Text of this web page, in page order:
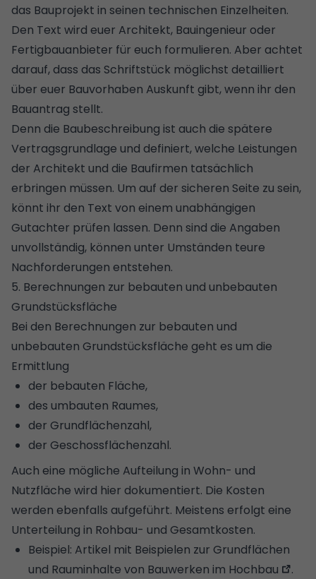
das Bauprojekt in seinen technischen Einzelheiten.
Den Text wird euer Architekt, Bauingenieur oder
Fertigbauanbieter für euch formulieren. Aber achtet
darauf, dass das Schriftstück möglichst detailliert
über euer Bauvorhaben Auskunft gibt, wenn ihr den
Bauantrag stellt.
Denn die Baubeschreibung ist auch die spätere
Vertragsgrundlage und definiert, welche Leistungen
der Architekt und die Baufirmen tatsächlich
erbringen müssen. Um auf der sicheren Seite zu sein,
könnt ihr den Text von einem unabhängigen
Gutachter prüfen lassen. Denn sind die Angaben
unvollständig, können unter Umständen teure
Nachforderungen entstehen.
5. Berechnungen zur bebauten und unbebauten
Grundstücksfläche
Bei den Berechnungen zur bebauten und
unbebauten Grundstücksfläche geht es um die
Ermittlung
der bebauten Fläche,
des umbauten Raumes,
der Grundflächenzahl,
der Geschossflächenzahl.
Auch eine mögliche Aufteilung in Wohn- und
Nutzfläche wird hier dokumentiert. Die Kosten
werden ebenfalls aufgeführt. Meistens erfolgt eine
Unterteilung in Rohbau- und Gesamtkosten.
Beispiel: Artikel mit Beispielen zur Grundflächen
und Rauminhalte von Bauwerken im Hochbau
.